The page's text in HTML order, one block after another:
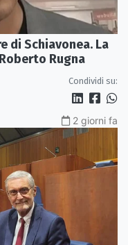
Schiavonea. La
Rugna
Condividi su:
2 giorni fa